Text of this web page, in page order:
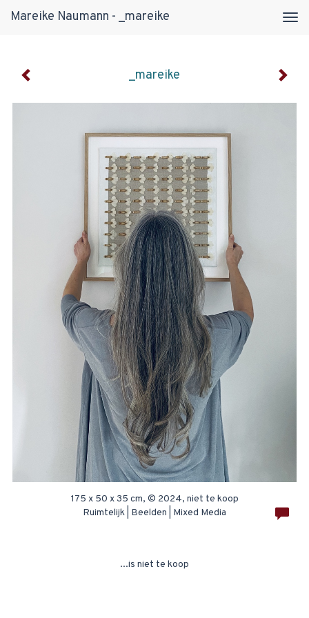
Mareike Naumann - _mareike
_mareike
175 x 50 x 35 cm, © 2024, niet te koop
Ruimtelijk | Beelden | Mixed Media
...is niet te koop